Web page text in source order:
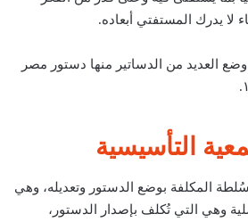
لا يدرك المستفتي أبعاده.
العديد من الدساتير منها دستور مصر
المكلفة بوضع الدستور وتعديله، وهي
وهي التي تُكلف بإصدار الدستور،